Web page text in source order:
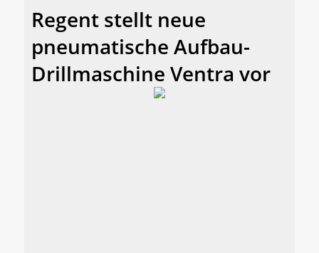
Regent stellt neue
pneumatische Aufbau-
Drillmaschine Ventra vor